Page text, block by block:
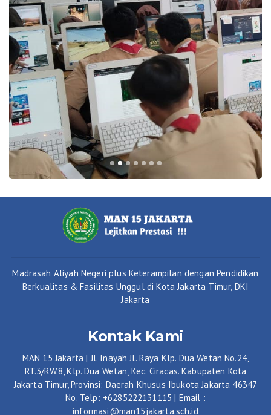
Madrasah Aliyah Negeri plus Keterampilan dengan Pendidikan
Berkualitas & Fasilitas Unggul di Kota Jakarta Timur, DKI
Jakarta
Kontak Kami
MAN 15 Jakarta | Jl. Inayah Jl. Raya Klp. Dua Wetan No.24,
RT.3/RW.8, Klp. Dua Wetan, Kec. Ciracas. Kabupaten Kota
Jakarta Timur, Provinsi: Daerah Khusus Ibukota Jakarta 46347
No. Telp: +6285222131115 | Email :
informasi@man15jakarta.sch.id